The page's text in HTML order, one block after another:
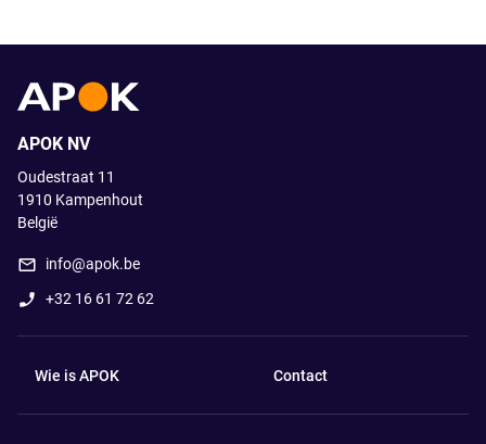
APOK NV
Oudestraat 11
1910 Kampenhout
België
info@apok.be
+32 16 61 72 62
Wie is APOK Contact